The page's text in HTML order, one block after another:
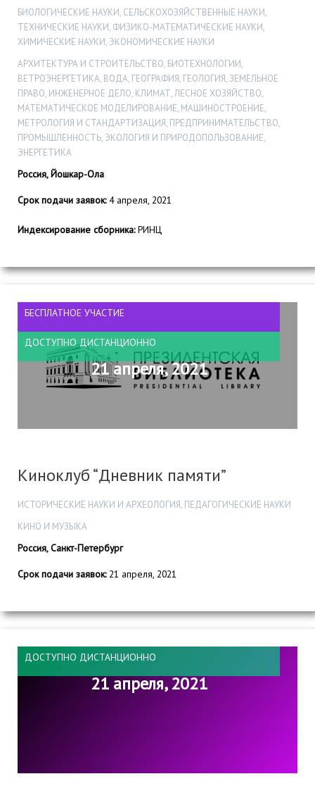
БИОЛОГИЧЕСКИЕ НАУКИ, СЕЛЬСКОХОЗЯЙСТВЕННЫЕ НАУКИ,
ТЕХНИЧЕСКИЕ НАУКИ, ФИЗИКО-МАТЕМАТИЧЕСКИЕ НАУКИ,
ХИМИЧЕСКИЕ НАУКИ, ЭКОНОМИЧЕСКИЕ НАУКИ
АРХИТЕКТУРА И СТРОИТЕЛЬСТВО, БИОТЕХНОЛОГИИ,
ВЕТРОЭНЕРГЕТИКА, ВОДА, ГЕОГРАФИЯ, ГЕОЛОГИЯ, ЗЕМЕЛЬНОЕ
ПРАВО, ИНЖЕНЕРНОЕ ДЕЛО, КЛИМАТ, ЛЕСНОЕ ХОЗЯЙСТВО,
МАТЕМАТИЧЕСКОЕ МОДЕЛИРОВАНИЕ, МАШИНОСТРОЕНИЕ,
МЕТРОЛОГИЯ И СТАНДАРТИЗАЦИЯ, ПРЕДПРИНИМАТЕЛЬСТВО,
ПРОМЫШЛЕННОСТЬ, ЭКОЛОГИЯ И ПРИРОДОПОЛЬЗОВАНИЕ,
ЭНЕРГЕТИКА
Россия, Йошкар-Ола
Срок подачи заявок:4 апреля, 2021
Индексирование сборника:РИНЦ
БЕСПЛАТНОЕ УЧАСТИЕ
ДОСТУПНО ДИСТАНЦИОННО
21 апреля, 2021
Киноклуб “Дневник памяти”
ИСТОРИЧЕСКИЕ НАУКИ И АРХЕОЛОГИЯ, ПЕДАГОГИЧЕСКИЕ НАУКИ
КИНО И МУЗЫКА
Россия, Санкт-Петербург
Срок подачи заявок:21 апреля, 2021
ДОСТУПНО ДИСТАНЦИОННО
21 апреля, 2021